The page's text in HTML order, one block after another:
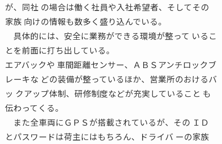
が、同社 の場合は働く社員や入社希望者、そしてその
家族 向けの情報も数多く盛り込んでいる。
具体的には、安全に業務ができる環境が整って いるこ
とを前面に打ち出している。
エアバックや 車間距離センサー、ＡＢＳアンチロックブ
レーキな どの装備が整っているほか、営業所のおけるバ
ッ クアップ体制、研修制度などが充実していること も
伝わってくる。
また全車両にＧＰＳが搭載されているが、その ＩＤ
とパスワードは荷主にはもちろん、ドライバ ーの家族